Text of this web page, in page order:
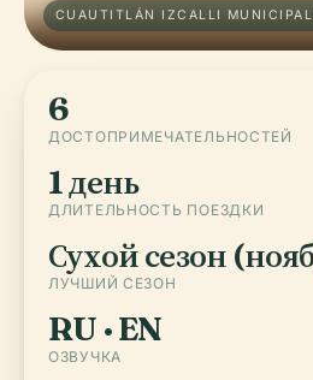
CUAUTITLÁN IZCALLI
6
ДОСТОПРИМЕЧАТЕЛЬНОСТЕЙ
1 день
ДЛИТЕЛЬНОСТЬ ПОЕЗДКИ
Сухой сезон
ЛУЧШИЙ СЕЗОН
RU · EN
ОЗВУЧКА